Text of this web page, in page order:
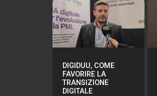
DIGIDUU, COME
FAVORIRE LA
TRANSIZIONE
DIGITALE